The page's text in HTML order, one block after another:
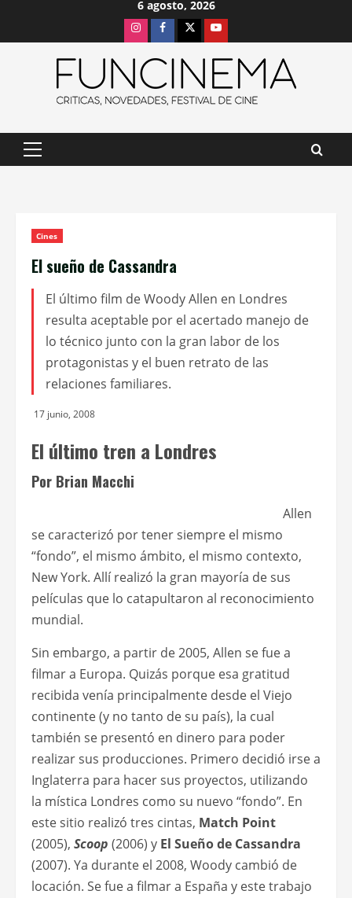
6 agosto, 2026
InstagramFacebook
X Youtube
Menú
Cines
El sueño de Cassandra
El último film de Woody Allen en Londres
resulta aceptable por el acertado manejo de
lo técnico junto con la gran labor de los
protagonistas y el buen retrato de las
relaciones familiares.
17 junio, 2008
El último tren a Londres
Por Brian Macchi
Allen
se caracterizó por tener siempre el mismo
“fondo”, el mismo ámbito, el mismo contexto,
New York. Allí realizó la gran mayoría de sus
películas que lo catapultaron al reconocimiento
mundial.
Sin embargo, a partir de 2005, Allen se fue a
filmar a Europa. Quizás porque esa gratitud
recibida venía principalmente desde el Viejo
continente (y no tanto de su país), la cual
también se presentó en dinero para poder
realizar sus producciones. Primero decidió irse a
Inglaterra para hacer sus proyectos, utilizando
la mística Londres como su nuevo “fondo”. En
este sitio realizó tres cintas, Match Point
(2005), Scoop (2006) y El Sueño de Cassandra
(2007). Ya durante el 2008, Woody cambió de
locación. Se fue a filmar a España y este trabajo